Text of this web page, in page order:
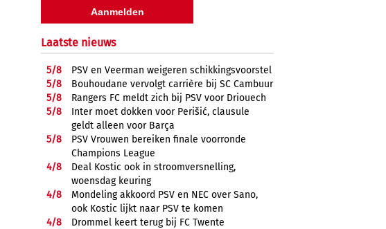
Laatste nieuws
5/8
PSV en Veerman weigeren schikkingsvoorstel
5/8
Bouhoudane vervolgt carrière bij SC Cambuur
5/8
Rangers FC meldt zich bij PSV voor Driouech
5/8
Inter moet dokken voor Perišić, clausule
geldt alleen voor Barça
5/8
PSV Vrouwen bereiken finale voorronde
Champions League
4/8
Deal Kostic ook in stroomversnelling,
woensdag keuring
4/8
Mondeling akkoord PSV en NEC over Sano,
ook Kostic lijkt naar PSV te komen
4/8
Drommel keert terug bij FC Twente